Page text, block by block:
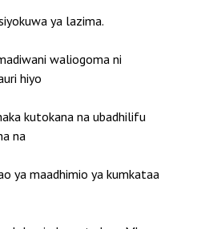
ya lazima.
waliogoma ni
hiyo
kutokana na ubadhilifu
na
ya maadhimio ya kumkataa